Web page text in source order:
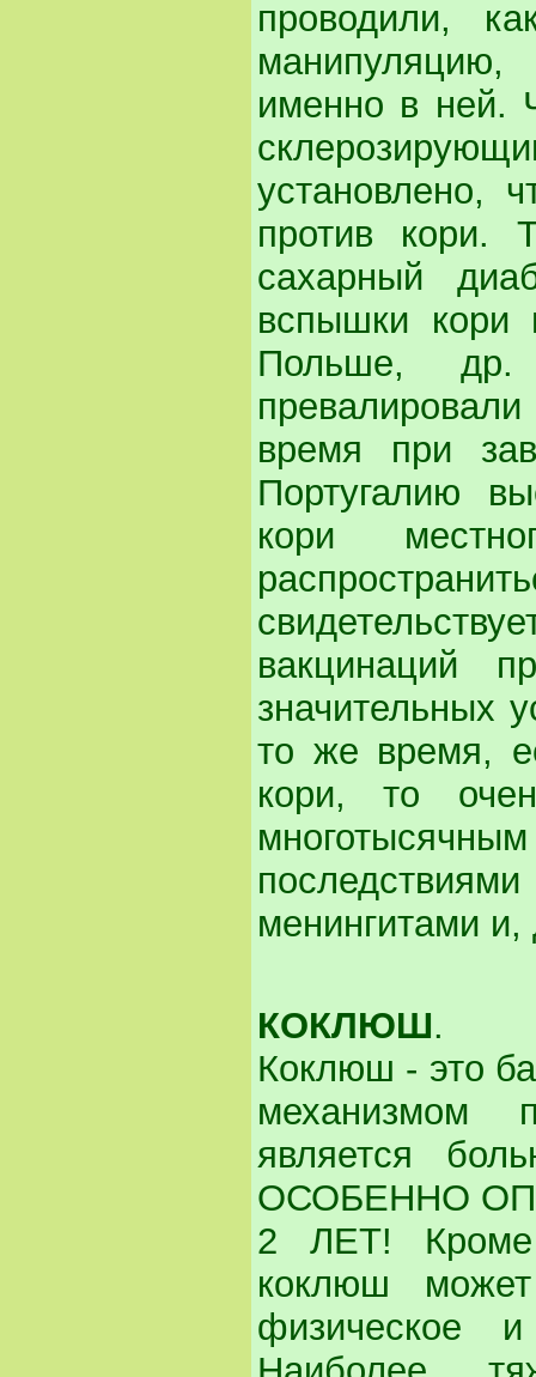
проводили,
именно в ней.
установлено,
против кори.
сахарный
вспышки кори
Польше,
время при
Португалию
кори
вакцинаций
значительных
то же время,
кори, то
менингитами
КОКЛЮШ.
Коклюш - это
механизмом
является
ОСОБЕННО
2 ЛЕТ! Кроме
коклюш
физическое